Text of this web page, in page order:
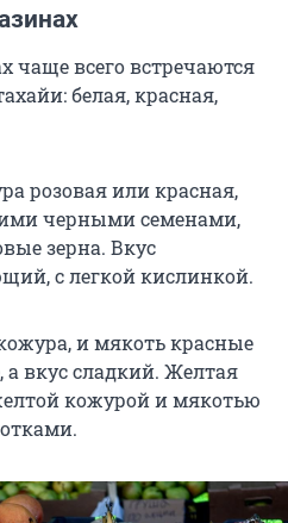
чаще всего встречаются
белая, красная,
розовая или красная,
черными семенами,
зерна. Вкус
с легкой кислинкой.
и мякоть красные
вкус сладкий. Желтая
кожурой и мякотью